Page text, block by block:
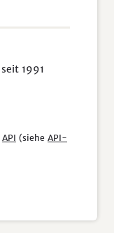
1991
API (siehe API-